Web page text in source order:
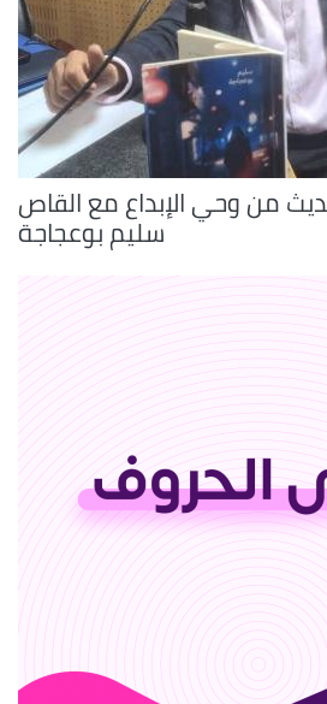
من وحي الإبداع مع القاص
سليم بوعجاجة